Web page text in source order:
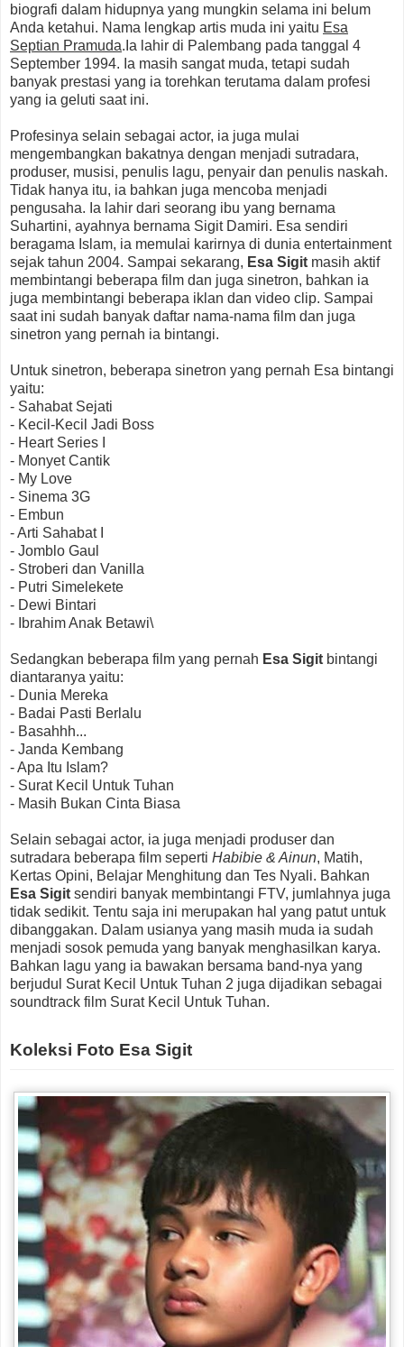
biografi dalam hidupnya yang mungkin selama ini belum
Anda ketahui. Nama lengkap artis muda ini yaitu Esa
Septian Pramuda.Ia lahir di Palembang pada tanggal 4
September 1994. Ia masih sangat muda, tetapi sudah
banyak prestasi yang ia torehkan terutama dalam profesi
yang ia geluti saat ini.
Profesinya selain sebagai actor, ia juga mulai
mengembangkan bakatnya dengan menjadi sutradara,
produser, musisi, penulis lagu, penyair dan penulis naskah.
Tidak hanya itu, ia bahkan juga mencoba menjadi
pengusaha. Ia lahir dari seorang ibu yang bernama
Suhartini, ayahnya bernama Sigit Damiri. Esa sendiri
beragama Islam, ia memulai karirnya di dunia entertainment
sejak tahun 2004. Sampai sekarang, Esa Sigit masih aktif
membintangi beberapa film dan juga sinetron, bahkan ia
juga membintangi beberapa iklan dan video clip. Sampai
saat ini sudah banyak daftar nama-nama film dan juga
sinetron yang pernah ia bintangi.
Untuk sinetron, beberapa sinetron yang pernah Esa bintangi
yaitu:
- Sahabat Sejati
- Kecil-Kecil Jadi Boss
- Heart Series I
- Monyet Cantik
- My Love
- Sinema 3G
- Embun
- Arti Sahabat I
- Jomblo Gaul
- Stroberi dan Vanilla
- Putri Simelekete
- Dewi Bintari
- Ibrahim Anak Betawi\
Sedangkan beberapa film yang pernah Esa Sigit bintangi
diantaranya yaitu:
- Dunia Mereka
- Badai Pasti Berlalu
- Basahhh...
- Janda Kembang
- Apa Itu Islam?
- Surat Kecil Untuk Tuhan
- Masih Bukan Cinta Biasa
Selain sebagai actor, ia juga menjadi produser dan
sutradara beberapa film seperti Habibie & Ainun, Matih,
Kertas Opini, Belajar Menghitung dan Tes Nyali. Bahkan
Esa Sigit sendiri banyak membintangi FTV, jumlahnya juga
tidak sedikit. Tentu saja ini merupakan hal yang patut untuk
dibanggakan. Dalam usianya yang masih muda ia sudah
menjadi sosok pemuda yang banyak menghasilkan karya.
Bahkan lagu yang ia bawakan bersama band-nya yang
berjudul Surat Kecil Untuk Tuhan 2 juga dijadikan sebagai
soundtrack film Surat Kecil Untuk Tuhan.
Koleksi Foto Esa Sigit